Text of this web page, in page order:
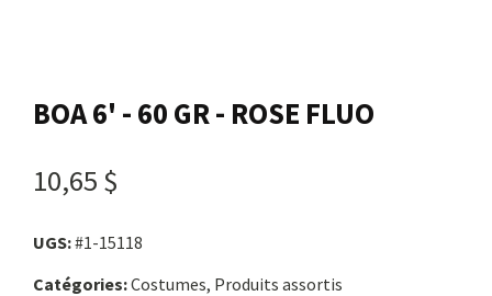
Panier
English
BOA 6' - 60 GR - ROSE FLUO
10,65 $
UGS:#1-15118
Catégories:Costumes, Produits assortis